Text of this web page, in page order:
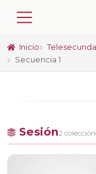
Inicio
Secuencia 1
Sesión2